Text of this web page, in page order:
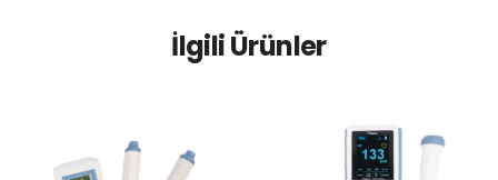
İlgili Ürünler